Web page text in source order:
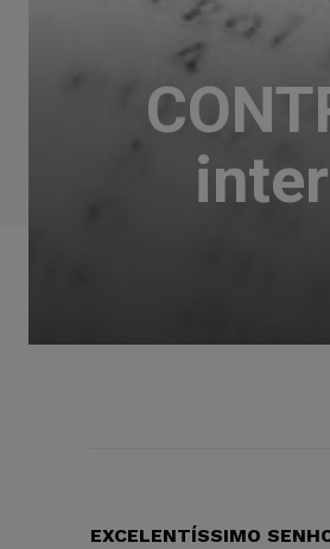
EXCELENTÍSSIMO